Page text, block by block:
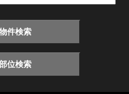
件検索
位検索